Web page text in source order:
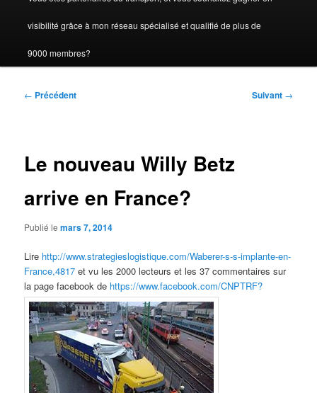
visibilité grâce à mon réseau spécialisé et qualifié de plus de
9000 membres?
Navigation
← Précédent Suivant →
Le nouveau Willy Betz
arrive en France?
Publié lemars 7, 2014
Lire http://www.strategieslogistique.com/Waberer-s-s-implante-en-
France,4817 et vu les 2000 lecteurs et les 37 commentaires sur
la page facebook de https://www.facebook.com/CNPTRF?